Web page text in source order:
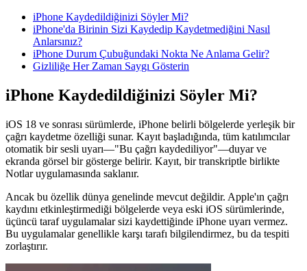
iPhone Kaydedildiğinizi Söyler Mi?
iPhone'da Birinin Sizi Kaydedip Kaydetmediğini Nasıl
Anlarsınız?
iPhone Durum Çubuğundaki Nokta Ne Anlama Gelir?
Gizliliğe Her Zaman Saygı Gösterin
iPhone Kaydedildiğinizi Söyler Mi?
iOS 18 ve sonrası sürümlerde, iPhone belirli bölgelerde yerleşik bir
çağrı kaydetme özelliği sunar. Kayıt başladığında, tüm katılımcılar
otomatik bir sesli uyarı—"Bu çağrı kaydediliyor"—duyar ve
ekranda görsel bir gösterge belirir. Kayıt, bir transkriptle birlikte
Notlar uygulamasında saklanır.
Ancak bu özellik dünya genelinde mevcut değildir. Apple'ın çağrı
kaydını etkinleştirmediği bölgelerde veya eski iOS sürümlerinde,
üçüncü taraf uygulamalar sizi kaydettiğinde iPhone uyarı vermez.
Bu uygulamalar genellikle karşı tarafı bilgilendirmez, bu da tespiti
zorlaştırır.